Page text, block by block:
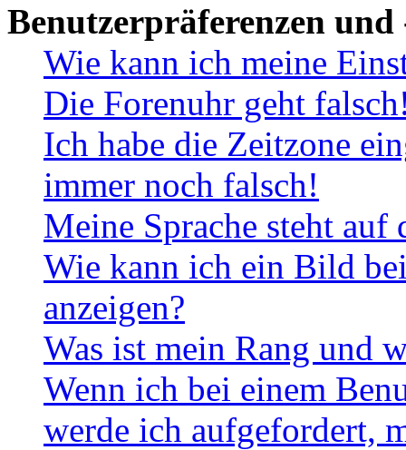
Benutzerpräferenzen und
Wie kann ich meine
Die Forenuhr geht
Ich habe die Zeitzone
immer noch falsch!
Meine Sprache steht
Wie kann ich ein Bild
anzeigen?
Was ist mein Rang und
Wenn ich bei einem
werde ich aufgefordert,